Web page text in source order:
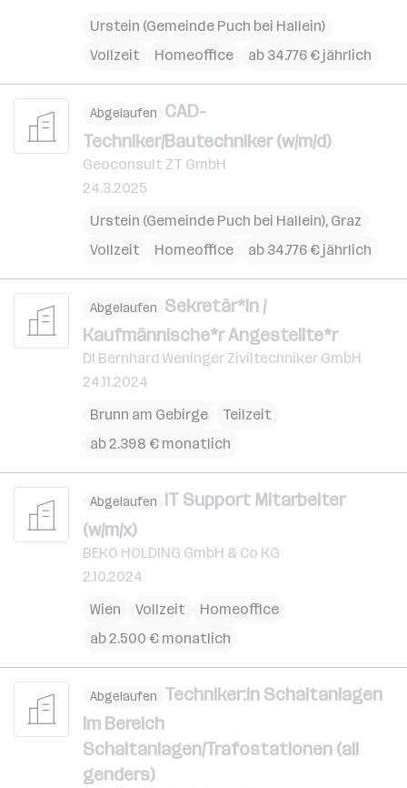
Urstein (Gemeinde Puch bei Hallein)
Vollzeit
Homeoffice ab 34.776 € jährlich
Abgelaufen CAD-
Techniker/Bautechniker (w/m/d)
Geoconsult ZT GmbH
24.3.2025
Urstein (Gemeinde Puch bei Hallein), Graz
Vollzeit
Homeoffice ab 34.776 € jährlich
Abgelaufen Sekretär*in /
Kaufmännische*r Angestellte*r
DI Bernhard Weninger Ziviltechniker GmbH
24.11.2024
Brunn am Gebirge
Teilzeit
ab 2.398 € monatlich
Abgelaufen IT Support Mitarbeiter
(w/m/x)
BEKO HOLDING GmbH & Co KG
2.10.2024
Wien
Vollzeit
Homeoffice
ab 2.500 € monatlich
Abgelaufen Techniker:in Schaltanlagen
im Bereich
Schaltanlagen/Trafostationen (all
genders)